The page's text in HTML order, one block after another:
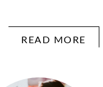
READ MORE